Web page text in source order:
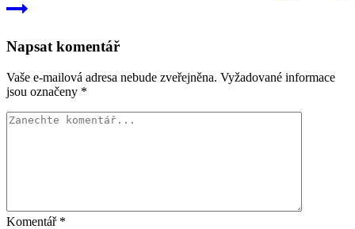
Napsat komentář
Vaše e-mailová adresa nebude zveřejněna. Vyžadované informace
jsou označeny *
Komentář *